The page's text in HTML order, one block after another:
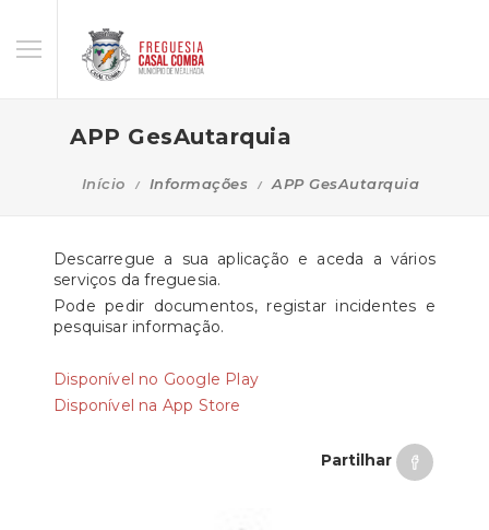
APP GesAutarquia
Início Informações APP GesAutarquia
Descarregue a sua aplicação e aceda a vários
serviços da freguesia.
Pode pedir documentos, registar incidentes e
pesquisar informação.
Disponível no Google Play
Disponível na App Store
Partilhar